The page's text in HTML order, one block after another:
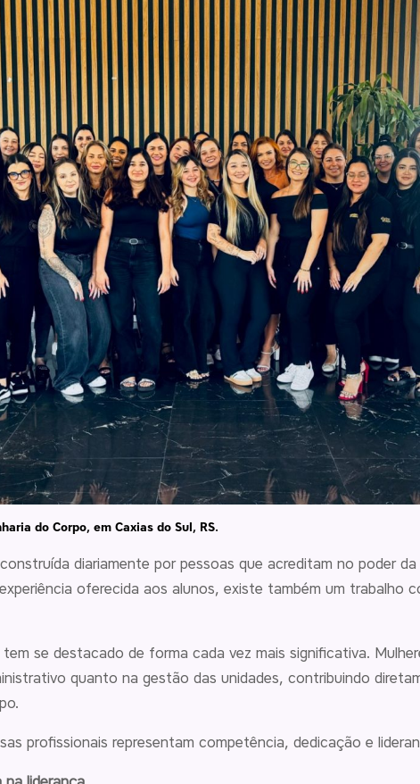
do Corpo, em Caxias do Sul, RS.
diariamente por pessoas que acreditam no poder
oferecida aos alunos, existe também um trabalho
se destacado de forma cada vez mais significativa.
quanto na gestão das unidades, contribuindo
profissionais representam competência, dedicação e